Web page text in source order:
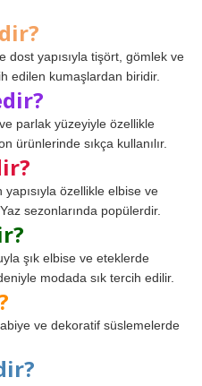
dost yapısıyla tişört, gömlek ve
edilen kumaşlardan biridir.
parlak yüzeyiyle özellikle
ürünlerinde sıkça kullanılır.
özellikle elbise ve
sezonlarında popülerdir.
şık elbise ve eteklerde
modada sık tercih edilir.
ve dekoratif süslemelerde